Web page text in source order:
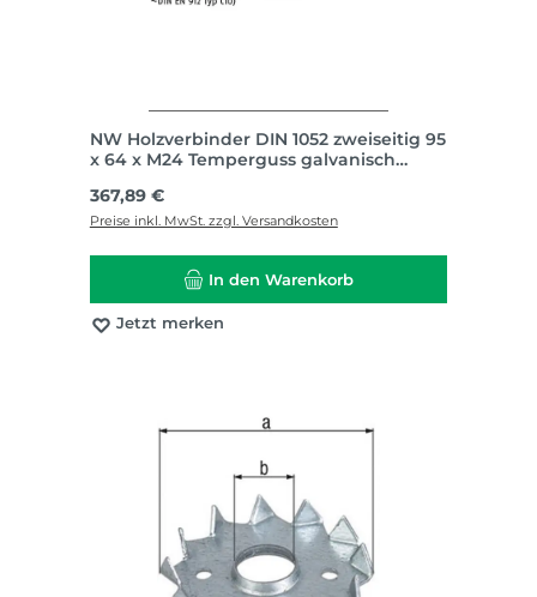
NW Holzverbinder DIN 1052 zweiseitig 95
x 64 x M24 Temperguss galvanisch
Regulärer Preis:
367,89 €
Preise inkl. MwSt. zzgl. Versandkosten
In den Warenkorb
Jetzt merken